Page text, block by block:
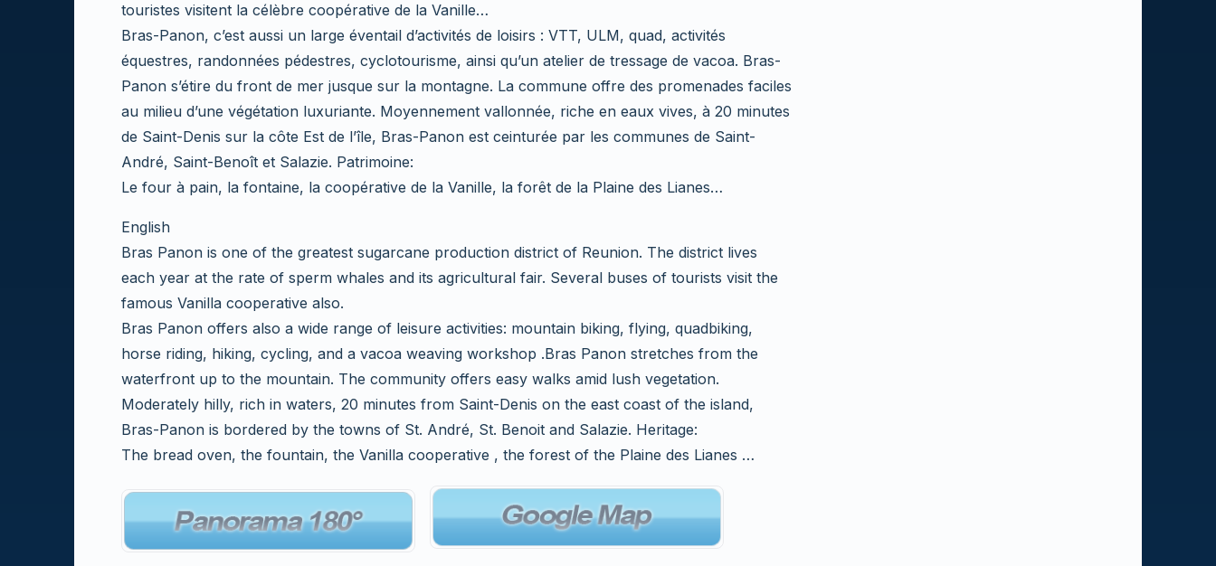
touristes visitent la célèbre coopérative de la Vanille…
Bras-Panon, c’est aussi un large éventail d’activités de loisirs : VTT, ULM, quad, activités
équestres, randonnées pédestres, cyclotourisme, ainsi qu’un atelier de tressage de vacoa. Bras-
Panon s’étire du front de mer jusque sur la montagne. La commune offre des promenades faciles
au milieu d’une végétation luxuriante. Moyennement vallonnée, riche en eaux vives, à 20 minutes
de Saint-Denis sur la côte Est de l’île, Bras-Panon est ceinturée par les communes de Saint-
André, Saint-Benoît et Salazie. Patrimoine:
Le four à pain, la fontaine, la coopérative de la Vanille, la forêt de la Plaine des Lianes…
English
Bras Panon is one of the greatest sugarcane production district of Reunion. The district lives
each year at the rate of sperm whales and its agricultural fair. Several buses of tourists visit the
famous Vanilla cooperative also.
Bras Panon offers also a wide range of leisure activities: mountain biking, flying, quadbiking,
horse riding, hiking, cycling, and a vacoa weaving workshop .Bras Panon stretches from the
waterfront up to the mountain. The community offers easy walks amid lush vegetation.
Moderately hilly, rich in waters, 20 minutes from Saint-Denis on the east coast of the island,
Bras-Panon is bordered by the towns of St. André, St. Benoit and Salazie. Heritage:
The bread oven, the fountain, the Vanilla cooperative , the forest of the Plaine des Lianes …